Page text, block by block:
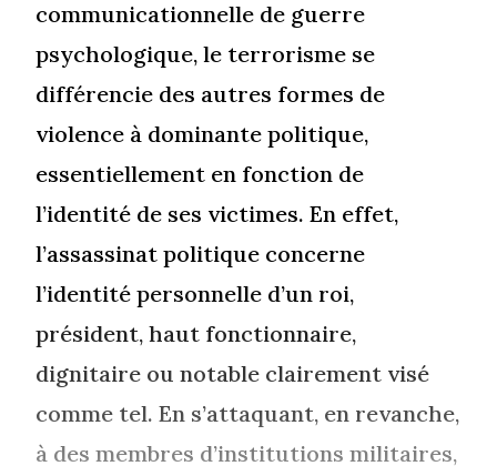
communicationnelle de guerre
psychologique, le terrorisme se
différencie des autres formes de
violence à dominante politique,
essentiellement en fonction de
l’identité de ses victimes. En effet,
l’assassinat politique concerne
l’identité personnelle d’un roi,
président, haut fonctionnaire,
dignitaire ou notable clairement visé
comme tel. En s’attaquant, en revanche,
à des membres d’institutions militaires,